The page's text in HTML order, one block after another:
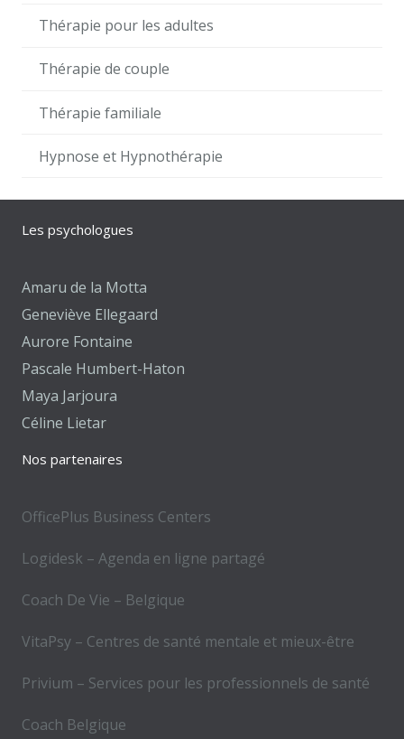
Thérapie pour les adultes
Thérapie de couple
Thérapie familiale
Hypnose et Hypnothérapie
Les psychologues
Amaru de la Motta
Geneviève Ellegaard
Aurore Fontaine
Pascale Humbert-Haton
Maya Jarjoura
Céline Lietar
Nos partenaires
OfficePlus Business Centers
Logidesk – Agenda en ligne partagé
Coach De Vie – Belgique
VitaPsy – Centres de santé mentale et mieux-être
Privium – Services pour les professionnels de santé
Coach Belgique